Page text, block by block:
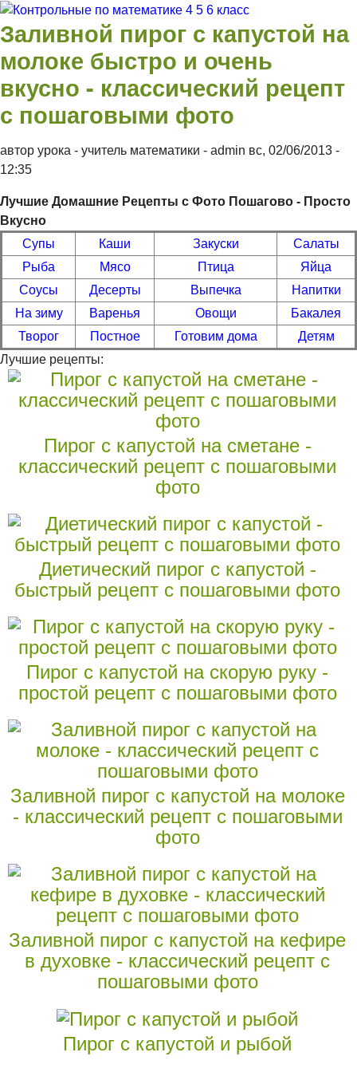
Перейти к основному содержанию
Контрольные
по
математике 4
5 6 класс
Заливной пирог с капустой на
молоке быстро и очень
вкусно - классический рецепт
с пошаговыми фото
автор урока - учитель математики - admin вс, 02/06/2013 -
12:35
Лучшие Домашние Рецепты с Фото Пошагово - Просто
Вкусно
Супы
Каши Закуски
Салаты
Рыба
Мясо Птица
Яйца
Соусы
Десерты Выпечка
Напитки
На зиму
Варенья Овощи
Бакалея
Творог
Постное Готовим дома
Детям
Лучшие рецепты:
Пирог с капустой на сметане -
классический рецепт с пошаговыми
фото
Диетический пирог с капустой -
быстрый рецепт с пошаговыми фото
Пирог с капустой на скорую руку -
простой рецепт с пошаговыми фото
Заливной пирог с капустой на молоке
- классический рецепт с пошаговыми
фото
Заливной пирог с капустой на кефире
в духовке - классический рецепт с
пошаговыми фото
Пирог с капустой и рыбой